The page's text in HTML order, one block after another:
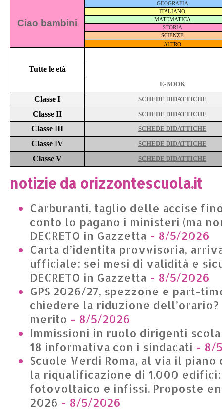
Ciao bambini
GEOGRAFIA
ITALIANO
MATEMATICA
STORIA
SCIENZE
ALTRO
Tutte le età
E-BOOK
Classe I SCHEDE DIDATTICHE
Classe II SCHEDE DIDATTICHE
Classe III SCHEDE DIDATTICHE
Classe IV SCHEDE DIDATTICHE
Classe V SCHEDE DIDATTICHE
notizie da orizzontescuola.it
Carburanti, taglio delle accise
conto lo pagano i ministeri (ma
DECRETO in Gazzetta - 8/5/2026
Carta d’identita provvisoria,
ufficiale: sei mesi di validità e
DECRETO in Gazzetta - 8/5/2026
GPS 2026/27, spezzone e part-
chiedere la riduzione
merito - 8/5/2026
Immissioni in ruolo dirigenti
18 informativa con i sindacati - 8/
Scuole Verdi Roma, al via il piano
la riqualificazione di 1.000
fotovoltaico e infissi. Proposte
2026 - 8/5/2026